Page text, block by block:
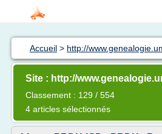
Accueil > http://
Site : http://
Classement : 129 / 554
4 articles sélectionnés